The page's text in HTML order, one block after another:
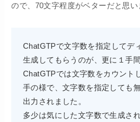
ので、70文字程度がベターだと思い
ChatGTPで文字数を指定してデ
生成してもらうのが、更に１手
ChatGTPでは文字数をカウント
手の様で、文字数を指定しても
出力されました。
多少は気にした文字数で生成さ